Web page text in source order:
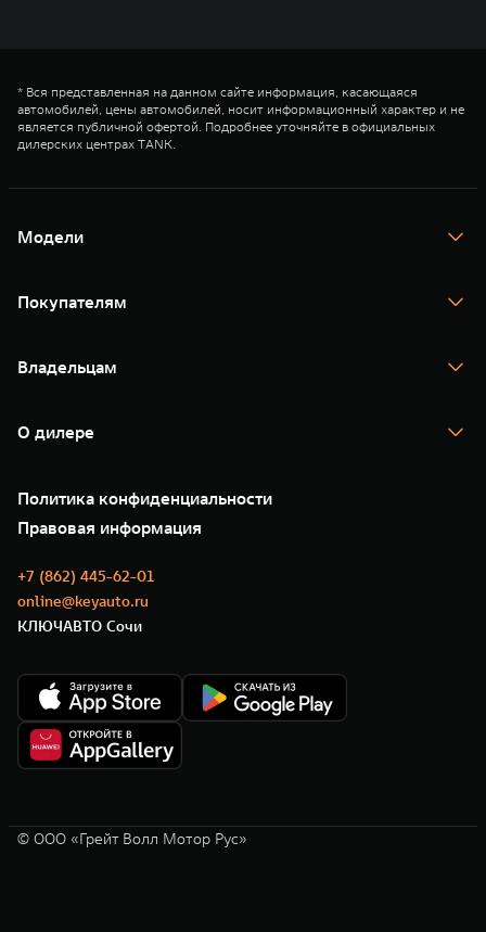
* Вся представленная на данном сайте информация, касающаяся
автомобилей, цены автомобилей, носит информационный характер и не
является публичной офертой. Подробнее уточняйте в официальных
дилерских центрах TANK.
Модели
TANK 400
TANK 500
Покупателям
Тест-драйв
TANK Финансы
Корпоративным клиентам
Зарядные станции
Владельцам
Помощь на дороге
Новые цифровые сервисы TANK
Сервис
Нулевое ТО
Моторные масла
О дилере
35 лет GWM
GWM ТЕХ ДЕНЬ
Новости
Политика конфиденциальности
Правовая информация
+7 (862) 445-62-01
online@keyauto.ru
КЛЮЧАВТО Сочи
© ООО «Грейт Волл Мотор Рус»